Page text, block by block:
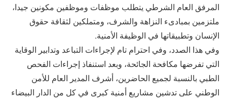
المرفق العام الشرطي يتطلب موظفات وموظفين مكونين جيدا،
ملتزمين بمبادىء النزاهة والشرف، ومتملكين لثقافة حقوق
الإنسان وتطبيقاتها في الوظيفة الأمنية.
وفي هذا الصدد، وفي احترام تام لإجراءات التباعد وتدابير الوقاية
التي تفرضها مكافحة الجائحة، وبعد استنفاذ إجراءات الفحص
الطبي بالنسبة لجميع الحاضرين، أشرف المدير العام للأمن
الوطني على تدشين مشاريع أمنية كبرى في كل من الدار البيضاء